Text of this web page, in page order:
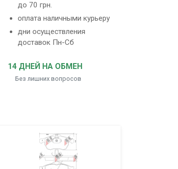
до 70 грн.
оплата наличными курьеру
дни осуществления
доставок Пн-Сб
14 ДНЕЙ НА ОБМЕН
Без лишних вопросов